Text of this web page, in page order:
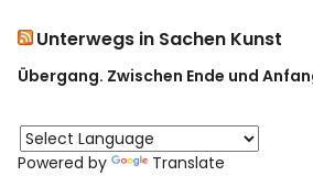
Unterwegs in Sachen Kunst
Übergang. Zwischen Ende und
Powered by Translate